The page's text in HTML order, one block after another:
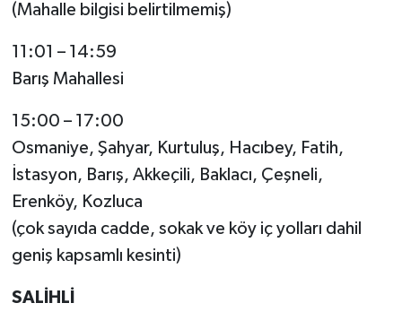
(Mahalle bilgisi belirtilmemiş)
11:01 – 14:59
Barış Mahallesi
15:00 – 17:00
Osmaniye, Şahyar, Kurtuluş, Hacıbey, Fatih,
İstasyon, Barış, Akkeçili, Baklacı, Çeşneli,
Erenköy, Kozluca
(çok sayıda cadde, sokak ve köy iç yolları dahil
geniş kapsamlı kesinti)
SALİHLİ